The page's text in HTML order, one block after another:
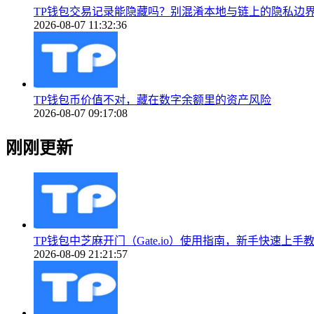
TP钱包交易记录能隐藏吗？别混淆本地与链上的隐私边
2026-08-07 11:32:36
TP钱包币价值不对，藏在数字余额里的资产风险
2026-08-07 09:17:08
刚刚更新
TP钱包中芝麻开门（Gate.io）使用指南，新手快速上手
2026-08-09 21:21:57